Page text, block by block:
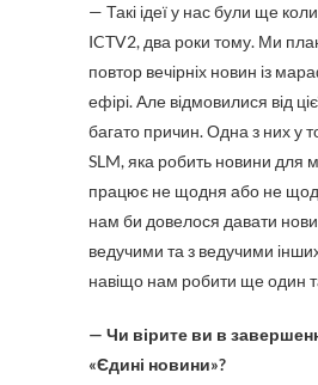
— Такі ідеї у нас були ще
ICTV2, два роки тому. Ми
повтор вечірніх новин із
ефірі. Але відмовилися від
багато причин. Одна з них у
SLM, яка робить новини для
працює не щодня або не
нам би довелося давати
ведучими та з ведучими
навіщо нам робити ще один
— Чи вірите ви в
«Єдині новини»?